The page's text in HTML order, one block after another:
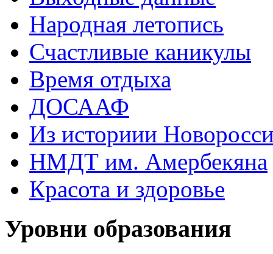
Народная летопись
Счастливые каникулы
Время отдыха
ДОСААФ
Из историии
НМДТ им. Амербекяна
Красота и здоровье
Уровни образования